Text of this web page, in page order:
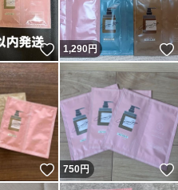
いいね！
1,290円
いいね！
750円